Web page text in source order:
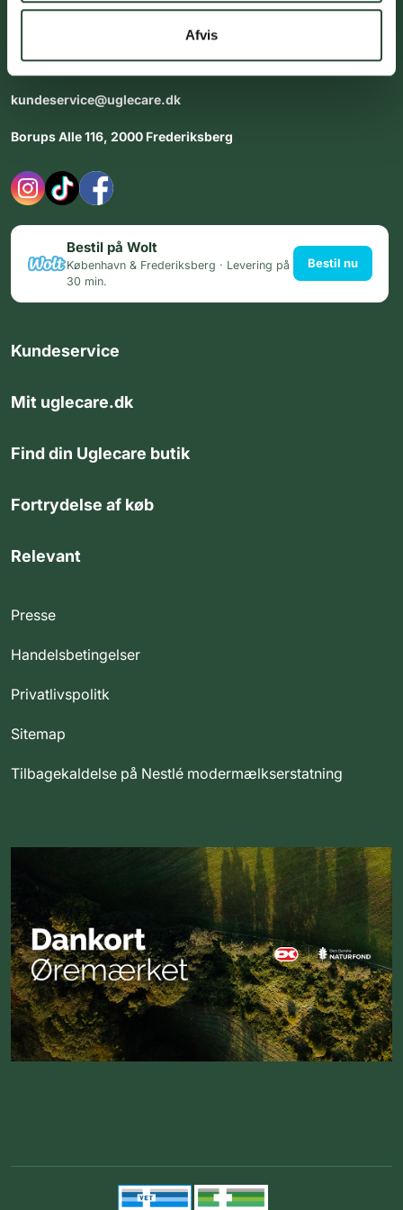
Afvis
dig med personlig rådgiving - alle dage.
Åbningstider i butikken:Alle dage 8:00 - 22:00
kundeservice@uglecare.dk
Borups Alle 116, 2000 Frederiksberg
Bestil på Wolt
København & Frederiksberg · Levering på
30 min.
Bestil nu
Kundeservice
Mit uglecare.dk
Find din Uglecare butik
Fortrydelse af køb
Relevant
Presse
Handelsbetingelser
Privatlivspolitk
Sitemap
Tilbagekaldelse på Nestlé modermælkserstatning